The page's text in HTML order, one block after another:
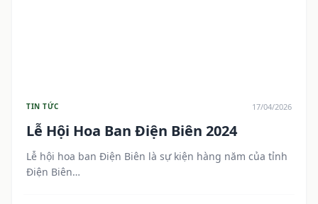
TIN TỨC 17/04/2026
Lễ Hội Hoa Ban Điện Biên 2024
Lễ hội hoa ban Điện Biên là sự kiện hàng năm của tỉnh
Điện Biên…